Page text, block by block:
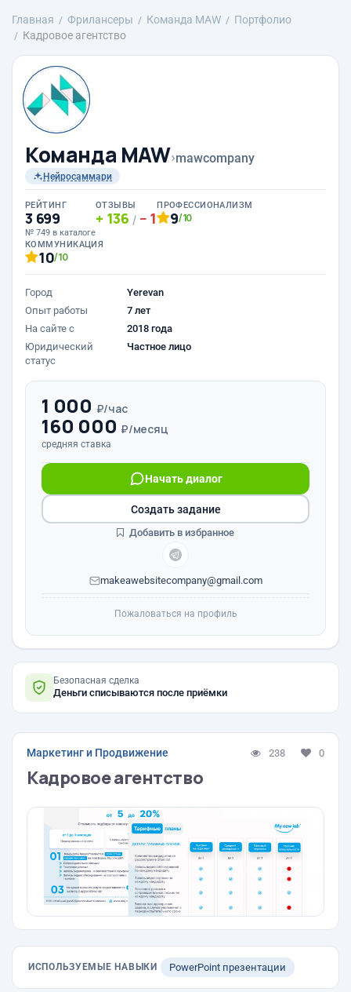
Главная Фрилансеры Команда MAW
Портфолио
Кадровое агентство
Команда MAW›mawcompany
Нейросаммари
РЕЙТИНГ
3 699
№ 749 в каталоге
ОТЗЫВЫ
136 / 1
ПРОФЕССИОНАЛИЗМ
9/10
КОММУНИКАЦИЯ
10/10
Город
Yerevan
Опыт работы
7 лет
На сайте с
2018 года
Юридический
статус
Частное лицо
1 000 ₽/час
160 000 ₽/месяц
средняя ставка
Начать диалог
makeawebsitecompany@gmail.com
Создать задание
Добавить в избранное
Пожаловаться на профиль
Безопасная сделка
Деньги списываются после приёмки
Маркетинг и Продвижение 238 0
Кадровое агентство
ИСПОЛЬЗУЕМЫЕ НАВЫКИ PowerPoint презентации